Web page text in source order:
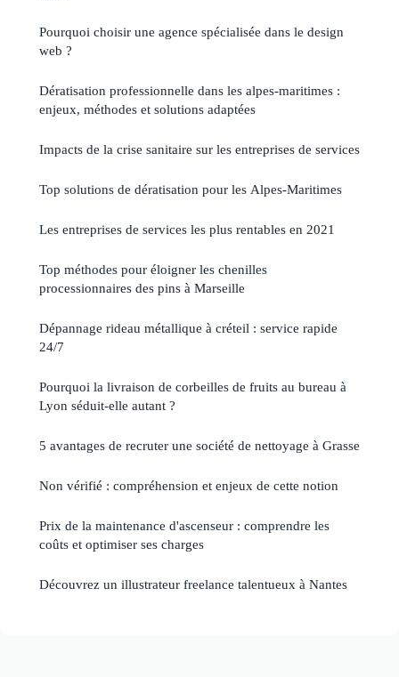
Pourquoi choisir une agence spécialisée dans le design
web ?
Dératisation professionnelle dans les alpes-maritimes :
enjeux, méthodes et solutions adaptées
Impacts de la crise sanitaire sur les entreprises de services
Top solutions de dératisation pour les Alpes-Maritimes
Les entreprises de services les plus rentables en 2021
Top méthodes pour éloigner les chenilles
processionnaires des pins à Marseille
Dépannage rideau métallique à créteil : service rapide
24/7
Pourquoi la livraison de corbeilles de fruits au bureau à
Lyon séduit-elle autant ?
5 avantages de recruter une société de nettoyage à Grasse
Non vérifié : compréhension et enjeux de cette notion
Prix de la maintenance d'ascenseur : comprendre les
coûts et optimiser ses charges
Découvrez un illustrateur freelance talentueux à Nantes